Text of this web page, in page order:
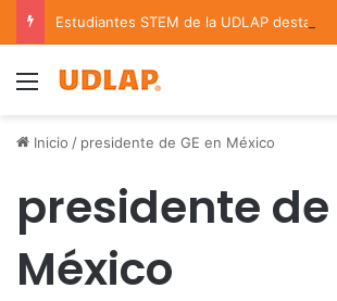
Menu
Inicio / presidente de GE en México
presidente de
México